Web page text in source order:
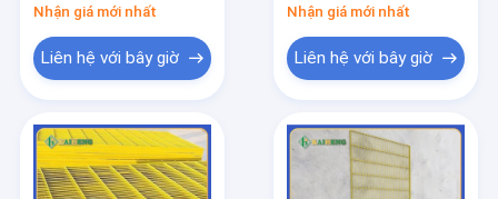
Các sản phẩm
Nhận giá mới nhất
Liên hệ với bây giờ
Nhận giá mới nhất
Liên hệ với bây giờ